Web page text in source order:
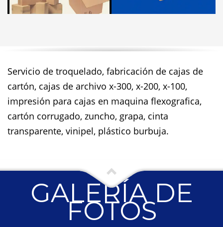
Servicio de troquelado, fabricación de cajas de
cartón, cajas de archivo x-300, x-200, x-100,
impresión para cajas en maquina flexografica,
cartón corrugado, zuncho, grapa, cinta
transparente, vinipel, plástico burbuja.
GALERÍA DE
FOTOS